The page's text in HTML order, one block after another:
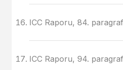
ICC Raporu, 84. paragraf
ICC Raporu, 94. paragraf